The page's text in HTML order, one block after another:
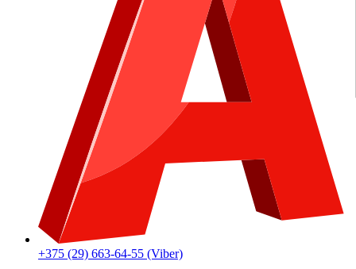
+375 (29) 663-64-55 (Viber)